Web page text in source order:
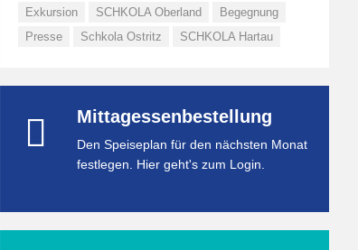
Exkursion
SCHKOLA Oberland
Begegnung
Presse
Schkola Ostritz SCHKOLA Hartau
Mittagessenbestellung
Den Speiseplan für den nächsten Monat
festlegen. Hier geht's zum Login.